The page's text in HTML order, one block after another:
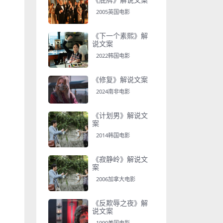
2005英国电影
《下一个素熙》解
说文案
2022韩国电影
《修复》解说文案
2024南非电影
《计划男》解说文
案
2014韩国电影
《寂静岭》解说文
案
2006加拿大电影
《反欺辱之夜》解
说文案